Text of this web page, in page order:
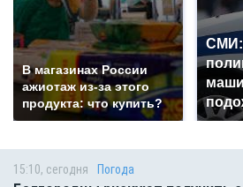
В магазинах России
ажиотаж из-за этого
продукта: что купить?
СМИ:
15:10, сегодня Погода